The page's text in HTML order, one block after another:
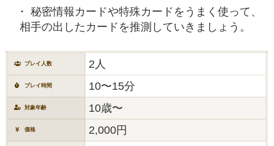
秘密情報カードや特殊カードをうまく使って、
相手の出したカードを推測していきましょう。
プレイ人数 2人
プレイ時間 10〜15分
対象年齢 10歳〜
価格 2,000円